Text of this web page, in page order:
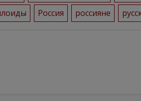
Россия россияне